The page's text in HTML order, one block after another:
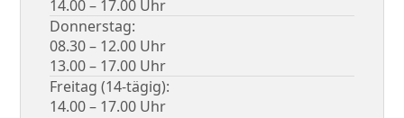
14.00– 17.00 Uhr
Donnerstag
08.30– 12.00 Uhr
13.00– 17.00 Uhr
Freitag (14-tägig)
14.00– 17.00 Uhr